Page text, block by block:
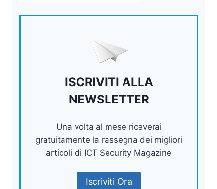
ISCRIVITI ALLA
NEWSLETTER
Una volta al mese riceverai
gratuitamente la rassegna dei migliori
articoli di ICT Security Magazine
Iscriviti Ora